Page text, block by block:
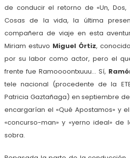
de conducir el retorno de «Un, Dos,
Cosas de la vida, la última
compañera de viaje en esta
Miriam estuvo Miguel Órtiz,
por su labor como actor, pero el
frente fue Ramoooontxuuu… Sí,
tele nacional (procedente de la
Patricia Gaztañaga) en septiembre de
encargarían el «Qué Apostamos» y
«concurso-man» y «yerno ideal»
sobra.